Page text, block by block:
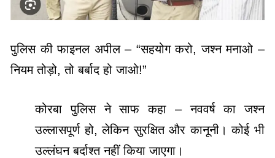
पुलिस की फाइनल अपील – “सहयोग करो, जश्न मनाओ –
नियम तोड़ो, तो बर्बाद हो जाओ!”
कोरबा पुलिस ने साफ कहा – नववर्ष का जश्न
उल्लासपूर्ण हो, लेकिन सुरक्षित और कानूनी। कोई भी
उल्लंघन बर्दाश्त नहीं किया जाएगा।